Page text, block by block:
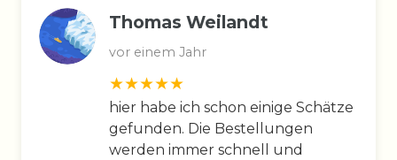
Thomas Weilandt
vor einem Jahr
hier habe ich schon einige Schätze
gefunden. Die Bestellungen
werden immer schnell und